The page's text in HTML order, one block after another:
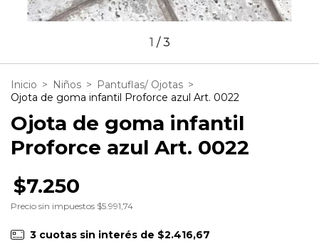
1 /3
Inicio > Niños > Pantuflas/ Ojotas >
Ojota de goma infantil Proforce azul Art. 0022
Ojota de goma infantil
Proforce azul Art. 0022
$7.250
Precio sin impuestos $5.991,74
3 cuotas sin interés de $2.416,67